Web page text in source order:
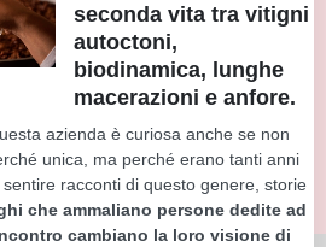
seconda vita tra vitigni
autoctoni,
biodinamica, lunghe
macerazioni e anfore.
azienda è curiosa anche se non
unica, ma perché erano tanti anni
racconti di questo genere, storie
che ammaliano persone dedite ad
cambiano la loro visione di